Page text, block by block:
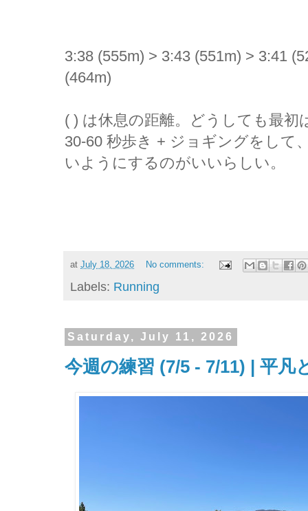
3:38 (555m) > 3:43 (551m) > 3:41
(464m)
( ) は休息の距離。どうしても最初
30-60 秒歩き + ジョギングをして
いようにするのがいいらしい。
at July 18, 2026 No comments:
Labels: Running
Saturday, July 11, 2026
今週の練習 (7/5 - 7/11) | 平凡